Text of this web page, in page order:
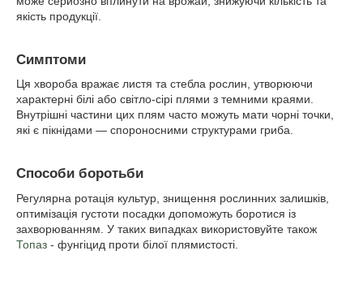
якість продукції.
Симптоми
Ця хвороба вражає листя та стебла рослин, утворюючи
характерні білі або світло-сірі плями з темними краями.
Внутрішні частини цих плям часто можуть мати чорні точки,
які є пікнідами — спороносними структурами гриба.
Способи боротьби
Регулярна ротація культур, знищення рослинних залишків,
оптимізація густоти посадки допоможуть боротися із
захворюванням. У таких випадках використовуйте також
Топаз - фунгіцид проти білої плямистості.